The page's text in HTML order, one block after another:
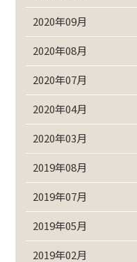
2020年09月
2020年08月
2020年07月
2020年04月
2020年03月
2019年08月
2019年07月
2019年05月
2019年02月